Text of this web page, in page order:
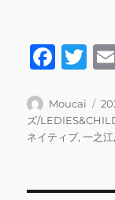
F
c
e
o
T
it
te
投
稿
者
Moucai
投
稿
日:
ズ/
ネイティブ,一之江